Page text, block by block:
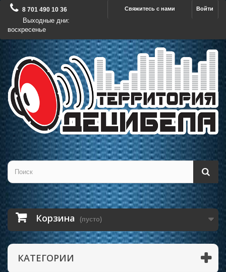
Войти
Свяжитесь с нами
8 701 490 10 36
Выходные дни:
воскресенье
Корзина (пусто)
КАТЕГОРИИ